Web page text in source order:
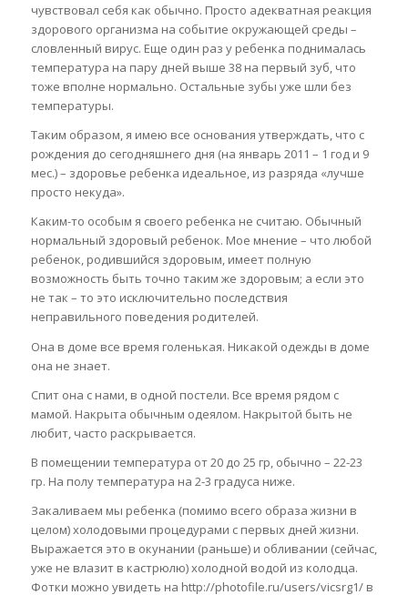
чувствовал себя как обычно. Просто адекватная реакция
здорового организма на событие окружающей среды –
словленный вирус. Еще один раз у ребенка поднималась
температура на пару дней выше 38 на первый зуб, что
тоже вполне нормально. Остальные зубы уже шли без
температуры.
Таким образом, я имею все основания утверждать, что с
рождения до сегодняшнего дня (на январь 2011 – 1 год и 9
мес.) – здоровье ребенка идеальное, из разряда «лучше
просто некуда».
Каким-то особым я своего ребенка не считаю. Обычный
нормальный здоровый ребенок. Мое мнение – что любой
ребенок, родившийся здоровым, имеет полную
возможность быть точно таким же здоровым; а если это
не так – то это исключительно последствия
неправильного поведения родителей.
Она в доме все время голенькая. Никакой одежды в доме
она не знает.
Спит она с нами, в одной постели. Все время рядом с
мамой. Накрыта обычным одеялом. Накрытой быть не
любит, часто раскрывается.
В помещении температура от 20 до 25 гр, обычно – 22-23
гр. На полу температура на 2-3 градуса ниже.
Закаливаем мы ребенка (помимо всего образа жизни в
целом) холодовыми процедурами с первых дней жизни.
Выражается это в окунании (раньше) и обливании (сейчас,
уже не влазит в кастрюлю) холодной водой из колодца.
Фотки можно увидеть на http://photofile.ru/users/vicsrg1/ в